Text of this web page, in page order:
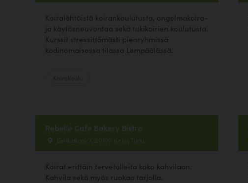
Koiralähtöistä koirankoulutusta, ongelmakoira-
ja käytösneuvontaa sekä tukikoirien koulutusta.
Kurssit stressittömästi pienryhmissä
kodinomaisessa tilassa Lempäälässä.
Rebelle Cafe Bakery Bistro
Eerikinkatu 7, 20100 turku, Turku
Koirat erittäin tervetulleita koko kahvilaan.
Kahvila sekä myös ruokaa tarjolla.